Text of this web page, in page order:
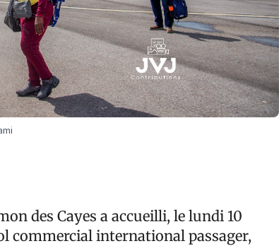
des Cayes a accueilli, le lundi 10
commercial international passager,